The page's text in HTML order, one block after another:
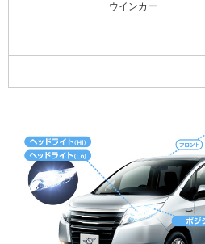
ウインカー